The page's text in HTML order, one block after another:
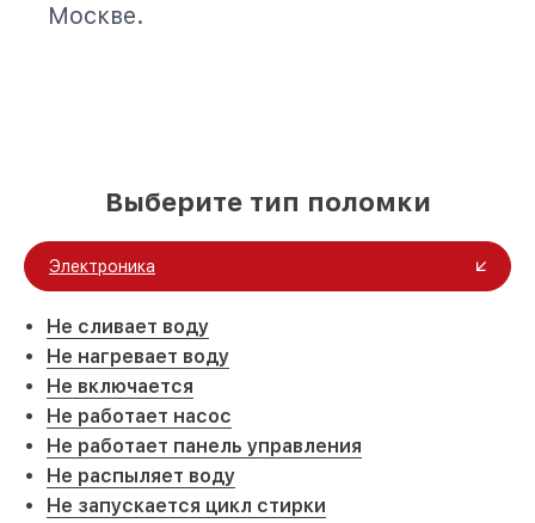
Москве.
Выберите тип поломки
Электроника
Не сливает воду
Не нагревает воду
Не включается
Не работает насос
Не работает панель управления
Не распыляет воду
Не запускается цикл стирки